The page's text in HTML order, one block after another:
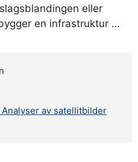
eller
en infrastruktur …
av satellitbilder